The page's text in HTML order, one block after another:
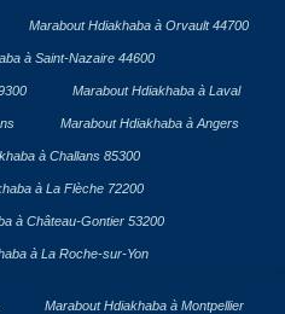
Marabout Hdiakhaba à Orvault 44700
à Saint-Nazaire 44600
Marabout Hdiakhaba à Laval
Marabout Hdiakhaba à Angers
à Challans 85300
à La Flèche 72200
à Château-Gontier 53200
à La Roche-sur-Yon
Marabout Hdiakhaba à Montpellier